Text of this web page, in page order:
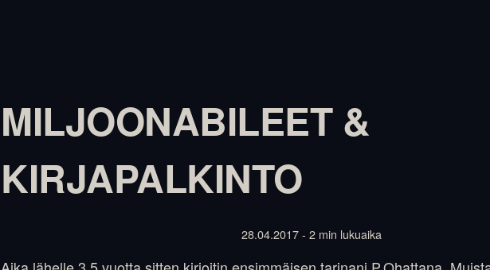
MILJOONABILEET &
KIRJAPALKINTO
28.04.2017 - 2 min lukuaika